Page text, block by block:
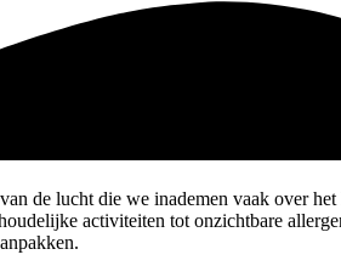
de lucht die we inademen vaak over
activiteiten tot onzichtbare